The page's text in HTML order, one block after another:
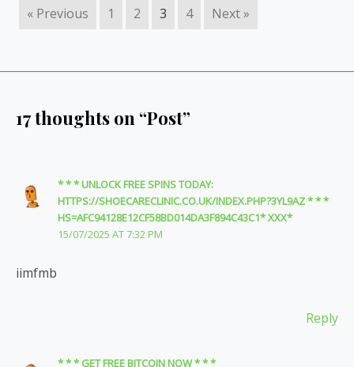
« Previous 1 2 3 4 Next »
17 thoughts on “Post”
* * * UNLOCK FREE SPINS TODAY:
HTTPS://SHOECARECLINIC.CO.UK/INDEX.PHP?3YL9AZ * * *
HS=AFC94128E12CF58BD014DA3F894C43C1* ХХХ*
15/07/2025 AT 7:32 PM
iimfmb
Reply
* * * GET FREE BITCOIN NOW * * *